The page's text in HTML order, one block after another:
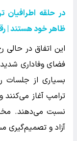
در حلقه اطرافیان
ظاهر خود هستند |
این اتفاق در حالی
فضای وفاداری شدید
بسیاری از جلسات
ترامپ آغاز
نسبت می‌دهند.
آزاد و